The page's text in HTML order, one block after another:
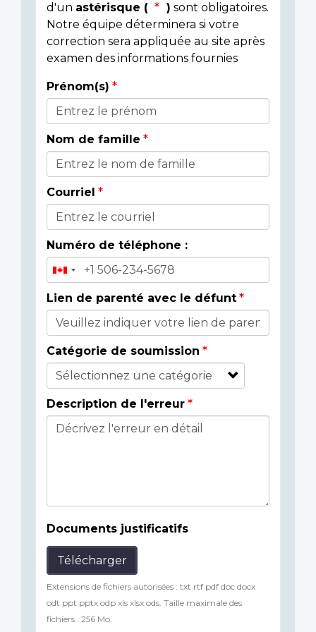
d'un astérisque ( ) sont obligatoires.
Notre équipe déterminera si votre
correction sera appliquée au site après
examen des informations fournies
Donor
Details
Prénom(s)
Nom de famille
Courriel
Numéro de téléphone :
Lien de parenté avec le défunt
Catégorie de soumission
Description de l'erreur
Documents justificatifs
Télécharger
Extensions de fichiers autorisées : txt rtf pdf doc docx
odt ppt pptx odp xls xlsx ods. Taille maximale des
fichiers : 256 Mo.